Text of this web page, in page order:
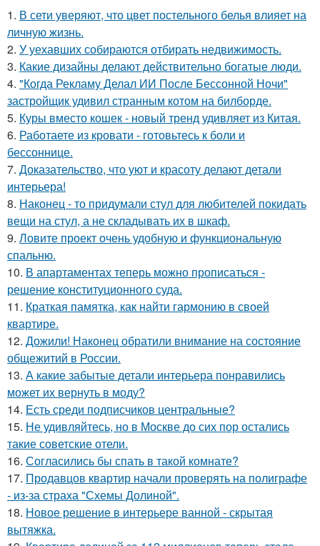
1. В сети уверяют, что цвет постельного белья влияет на
личную жизнь.
2. У уехавших собираются отбирать недвижимость.
3. Какие дизайны делают действительно богатые люди.
4. "Когда Рекламу Делал ИИ После Бессонной Ночи"
застройщик удивил странным котом на билборде.
5. Куры вместо кошек - новый тренд удивляет из Китая.
6. Работаете из кровати - готовьтесь к боли и
бессоннице.
7. Доказательство, что уют и красоту делают детали
интерьера!
8. Наконец - то придумали стул для любителей покидать
вещи на стул, а не складывать их в шкаф.
9. Ловите проект очень удобную и функциональную
спальню.
10. В апартаментах теперь можно прописаться -
решение конституционного суда.
11. Краткая памятка, как найти гармонию в своей
квартире.
12. Дожили! Наконец обратили внимание на состояние
общежитий в России.
13. А какие забытые детали интерьера понравились
может их вернуть в моду?
14. Есть среди подписчиков центральные?
15. Не удивляйтесь, но в Москве до сих пор остались
такие советские отели.
16. Согласились бы спать в такой комнате?
17. Продавцов квартир начали проверять на полиграфе
- из-за страха "Схемы Долиной".
18. Новое решение в интерьере ванной - скрытая
вытяжка.